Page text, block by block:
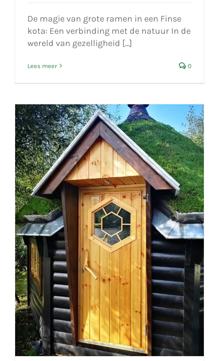
De magie van grote ramen in een Finse
kota: Een verbinding met de natuur In de
wereld van gezelligheid [...]
Lees meer 0